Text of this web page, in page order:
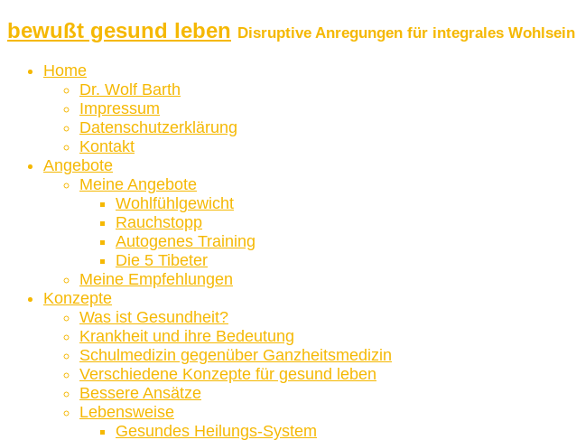
bewußt gesund leben Disruptive Anregungen für integrales Wohlsein
Home
Dr. Wolf Barth
Impressum
Datenschutzerklärung
Kontakt
Angebote
Meine Angebote
Wohlfühlgewicht
Rauchstopp
Autogenes Training
Die 5 Tibeter
Meine Empfehlungen
Konzepte
Was ist Gesundheit?
Krankheit und ihre Bedeutung
Schulmedizin gegenüber Ganzheitsmedizin
Verschiedene Konzepte für gesund leben
Bessere Ansätze
Lebensweise
Gesundes Heilungs-System